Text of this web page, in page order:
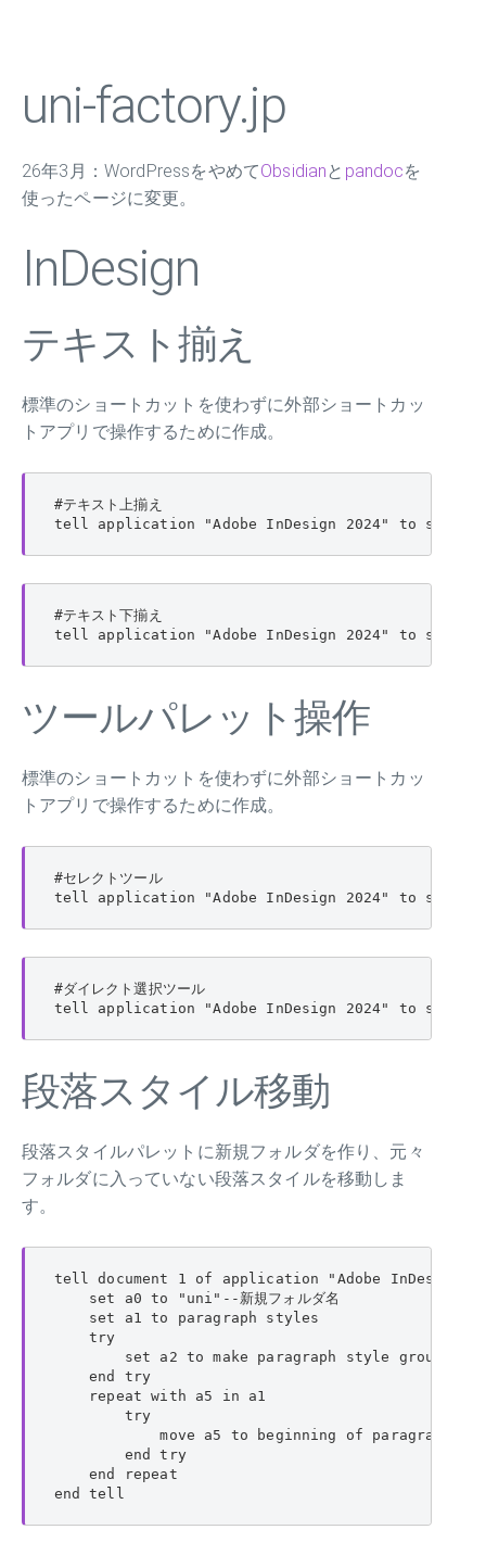
uni-factory.jp
26年3月：WordPressをやめてObsidian と pandocを
使ったページに変更。
InDesign
テキスト揃え
標準のショートカットを使わずに外部ショートカッ
トアプリで操作するために作成。
#テキスト上揃え
tell application "Adobe InDesign 2024" to set
#テキスト下揃え
tell application "Adobe InDesign 2024" to set
ツールパレット操作
標準のショートカットを使わずに外部ショートカッ
トアプリで操作するために作成。
#セレクトツール
tell application "Adobe InDesign 2024" to set
#ダイレクト選択ツール
tell application "Adobe InDesign 2024" to set
段落スタイル移動
段落スタイルパレットに新規フォルダを作り、元々
フォルダに入っていない段落スタイルを移動しま
す。
tell document 1 of application "Adobe InDesign
    set a0 to "uni"--新規フォルダ名
    set a1 to paragraph styles
    try
set a2 to make paragraph style group
    end try
    repeat with a5 in a1
        try
move a5 to beginning of paragraph
        end try
    end repeat
end tell